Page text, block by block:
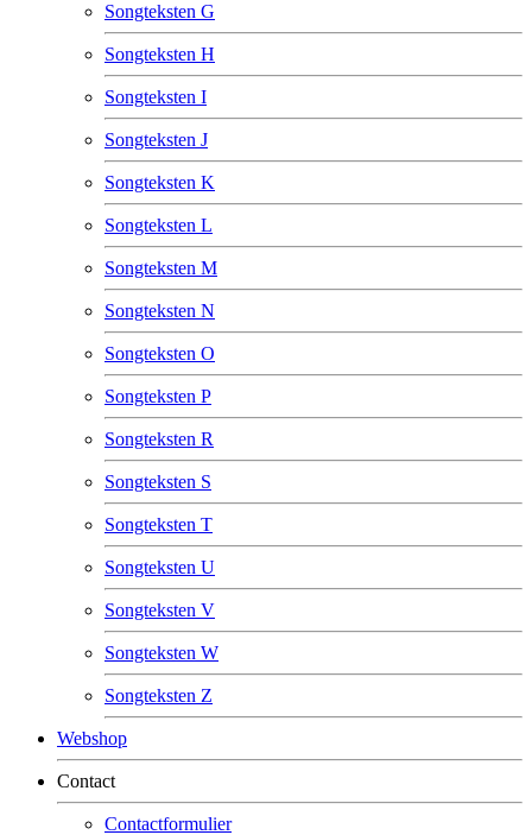
Songteksten G
Songteksten H
Songteksten I
Songteksten J
Songteksten K
Songteksten L
Songteksten M
Songteksten N
Songteksten O
Songteksten P
Songteksten R
Songteksten S
Songteksten T
Songteksten U
Songteksten V
Songteksten W
Songteksten Z
Webshop
Contact
Contactformulier